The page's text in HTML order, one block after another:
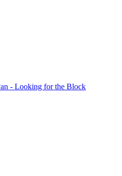
- Looking for the Block